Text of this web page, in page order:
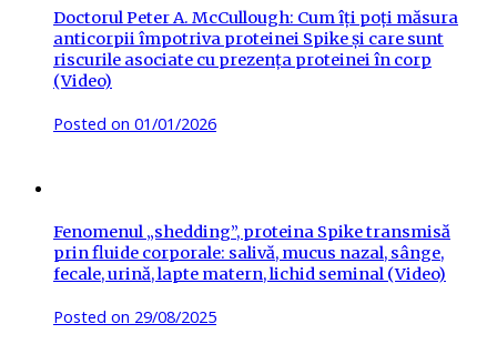
Doctorul Peter A. McCullough: Cum îți poți măsura
anticorpii împotriva proteinei Spike și care sunt
riscurile asociate cu prezența proteinei în corp
(Video)
Posted on 01/01/2026
Fenomenul „shedding”, proteina Spike transmisă
prin fluide corporale: salivă, mucus nazal, sânge,
fecale, urină, lapte matern, lichid seminal (Video)
Posted on 29/08/2025